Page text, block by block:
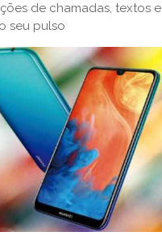
de chamadas, textos e
seu pulso